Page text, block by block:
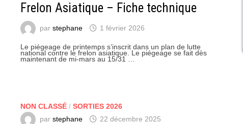
Frelon Asiatique – Fiche technique
par stephane 1 février 2026
Le piégeage de printemps s’inscrit dans un plan de lutte
national contre le frelon asiatique. Le piégeage se fait dès
maintenant de mi-mars au 15/31 …
NON CLASSÉ/ SORTIES 2026
par stephane 22 décembre 2025